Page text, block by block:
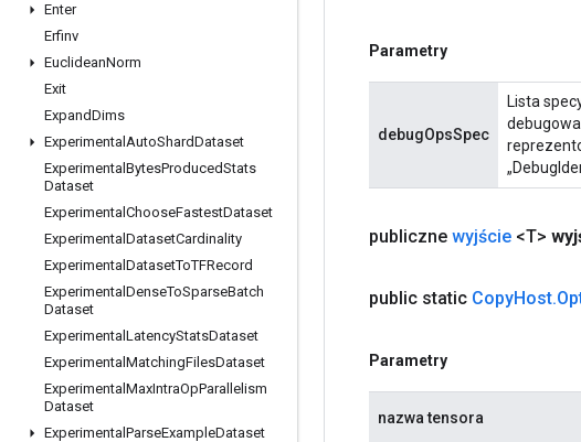
Enter
Erfinv
EuclideanNorm
Exit
ExpandDims
Experimental AutoShardDataset
Experimental BytesProducedStats
Dataset
Experimental ChooseFastestDataset
Experimental DatasetCardinality
Experimental DatasetToTFRecord
Experimental DenseToSparseBatch
Dataset
Experimental LatencyStatsDataset
Experimental MatchingFilesDataset
Experimental MaxIntraOpParallelism
Dataset
Experimental ParseExampleDataset
Parametry
debugOpsSpec
Lista
publiczne wyjście <T>
public static CopyHost.
Parametry
nazwa tensora